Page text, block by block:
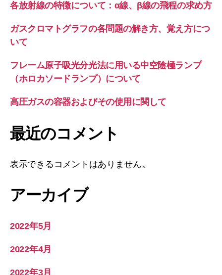
各放射線の特徴について：α線、β線の飛程の求め方
ガスクロマトグラフの各問題の解き方、覚え方につ
いて
フレーム原子吸光分光法に用いる中空陰極ランプ
（ホロカソードランプ）について
高圧ガスの容器およびその使用に関して
最近のコメント
表示できるコメントはありません。
アーカイブ
2022年5月
2022年4月
2022年3月